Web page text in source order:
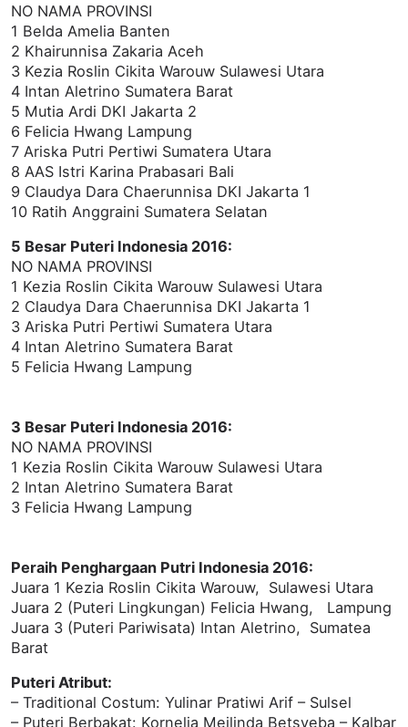
NO NAMA PROVINSI
1 Belda Amelia Banten
2 Khairunnisa Zakaria Aceh
3 Kezia Roslin Cikita Warouw Sulawesi Utara
4 Intan Aletrino Sumatera Barat
5 Mutia Ardi DKI Jakarta 2
6 Felicia Hwang Lampung
7 Ariska Putri Pertiwi Sumatera Utara
8 AAS Istri Karina Prabasari Bali
9 Claudya Dara Chaerunnisa DKI Jakarta 1
10 Ratih Anggraini Sumatera Selatan
5 Besar Puteri Indonesia 2016:
NO NAMA PROVINSI
1 Kezia Roslin Cikita Warouw Sulawesi Utara
2 Claudya Dara Chaerunnisa DKI Jakarta 1
3 Ariska Putri Pertiwi Sumatera Utara
4 Intan Aletrino Sumatera Barat
5 Felicia Hwang Lampung
3 Besar Puteri Indonesia 2016:
NO NAMA PROVINSI
1 Kezia Roslin Cikita Warouw Sulawesi Utara
2 Intan Aletrino Sumatera Barat
3 Felicia Hwang Lampung
Peraih Penghargaan Putri Indonesia 2016:
Juara 1 Kezia Roslin Cikita Warouw, Sulawesi Utara
Juara 2 (Puteri Lingkungan) Felicia Hwang, Lampung
Juara 3 (Puteri Pariwisata) Intan Aletrino, Sumatea
Barat
Puteri Atribut:
– Traditional Costum: Yulinar Pratiwi Arif – Sulsel
– Puteri Berbakat: Kornelia Meilinda Betsyeba – Kalbar